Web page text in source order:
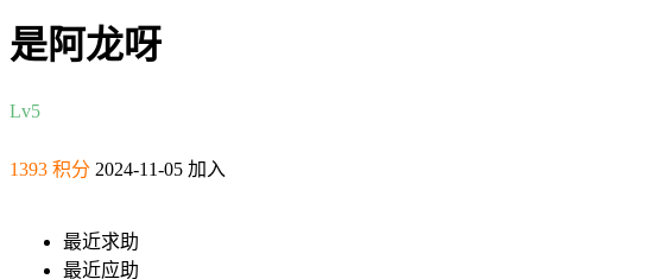
是阿龙呀
Lv5
1393 积分 2024-11-05 加入
最近求助
最近应助